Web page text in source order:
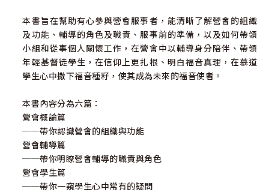
本書旨在幫助有心參與營會服事者，能清晰了解營會的組織
及功能、輔導的角色及職責、服事前的準備，以及如何帶領
小組和從事個人關懷工作，在營會中以輔導身分陪伴、帶領
年輕基督徒學生，在信仰上更扎根、明白福音真理，在慕道
學生心中撒下福音種籽，使其成為未來的福音使者。
本書內容分為六篇：
營會概論篇
──帶你認識營會的組織與功能
營會輔導篇
──帶你明瞭營會輔導的職責與角色
營會學生篇
──帶你一窺學生心中常有的疑問